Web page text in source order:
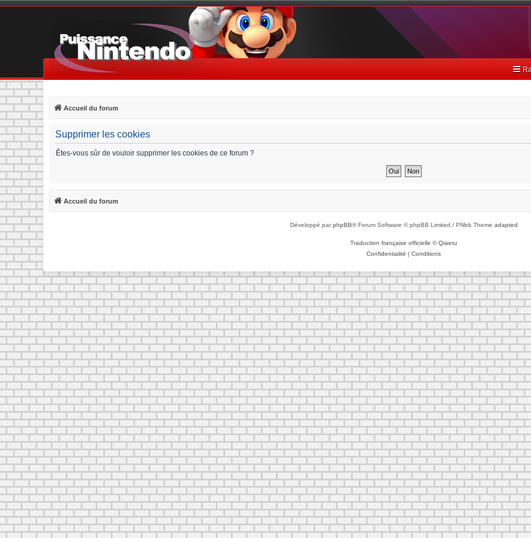
Accueil du forum
Supprimer les cookies
Êtes-vous sûr de vouloir supprimer les cookies de ce forum ?
Accueil du forum
Développé parphpBB® Forum Software © phpBB Limited / PNbb Theme adapted
Traduction française officielle ©Qiaeru
Confidentialité | Conditions